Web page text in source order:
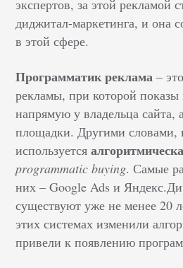
экспертов, за этой рекламой
диджитал-маркетинга, и она
в этой сфере.
Программатик реклама –
рекламы, при которой
напрямую у владельца сайта,
площадки. Другими словами,
используется
programmatic buying. Самые
них – Google Ads и
существуют уже не менее 20
этих системах изменили
привели к появлению